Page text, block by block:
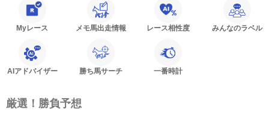
Myレース メモ馬出走情報 レース相性度 みんなのラベル
AIアドバイザー 勝ち馬サーチ 一番時計
厳選！勝負予想